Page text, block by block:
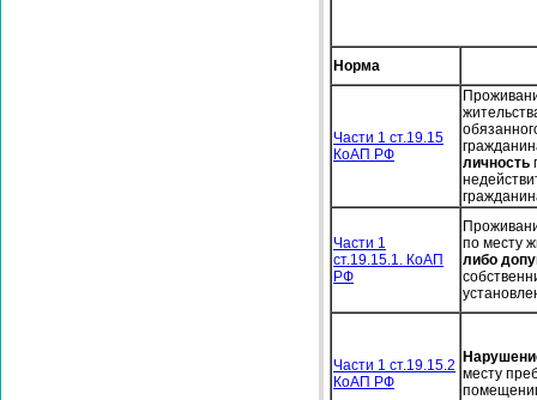
Норма
Части 1 ст.19.15
КоАП РФ
личность
Части 1
ст.19.15.1. КоАП
РФ
по месту
либо
Части 1 ст.19.15.2
КоАП РФ
месту